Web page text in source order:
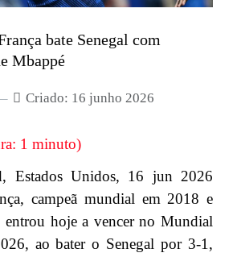
bate Senegal com
Mbappé
Criado: 16 junho 2026
1 minuto)
Estados Unidos, 16 jun 2026
campeã mundial em 2018 e
entrou hoje a vencer no Mundial
ao bater o Senegal por 3-1,